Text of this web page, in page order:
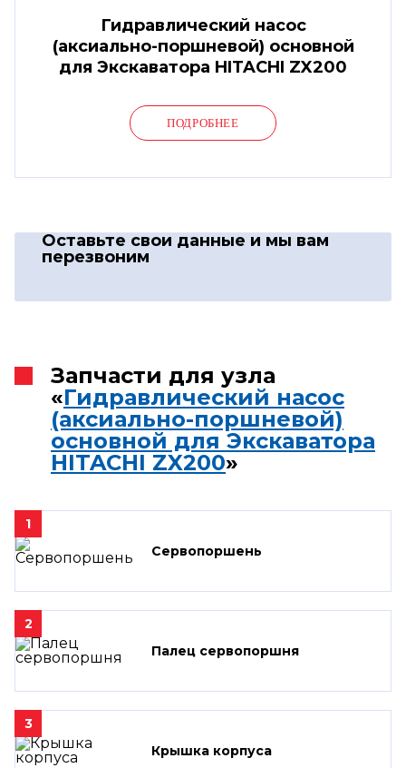
Гидравлический насос
(аксиально-поршневой) основной
для Экскаватора HITACHI ZX200
ПОДРОБНЕЕ
Оставьте свои данные и мы вам
перезвоним
Запчасти для узла
«Гидравлический насос
(аксиально-поршневой)
основной для Экскаватора
HITACHI ZX200»
1
Сервопоршень
2
Палец сервопоршня
3
Крышка корпуса